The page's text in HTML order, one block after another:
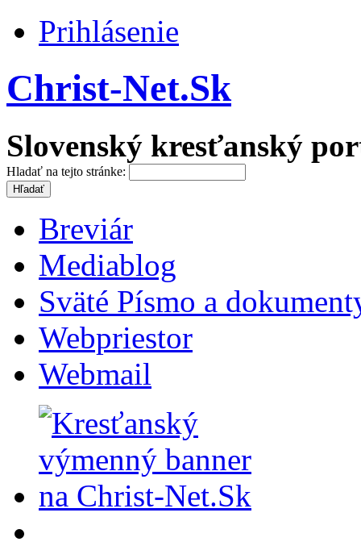
Prihlásenie
Christ-Net.Sk
Slovenský kresťanský
Hladať na tejto stránke:
Breviár
Mediablog
Sväté Písmo a
Webpriestor
Webmail